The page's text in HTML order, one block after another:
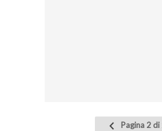
PaginaPagina 2 di